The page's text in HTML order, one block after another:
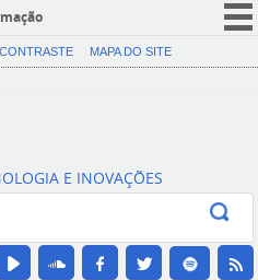
CORONAVÍRUS (COVID-19)
Canais
MAPA DO SITE
E INOVAÇÕES